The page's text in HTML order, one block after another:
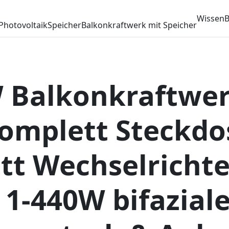
SpeicherBalkonkraftwerk mit Speicher
Wissen
440W